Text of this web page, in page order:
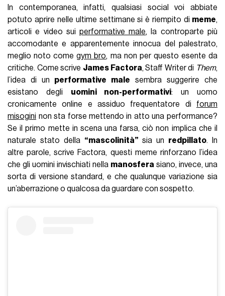
In contemporanea, infatti, qualsiasi social voi abbiate
potuto aprire nelle ultime settimane si è riempito di meme,
articoli e video sui performative male, la controparte più
accomodante e apparentemente innocua del palestrato,
meglio noto comegym bro, ma non per questo esente da
critiche. Come scrive James Factora, Staff Writer di Them,
l’idea di un performative male sembra suggerire che
esistano degli uomini non-performativi: un uomo
cronicamente online e assiduo frequentatore di forum
misogini non sta forse mettendo in atto una performance?
Se il primo mette in scena una farsa, ciò non implica che il
naturale stato della “mascolinità” sia un redpillato. In
altre parole, scrive Factora, questi meme rinforzano l’idea
che gli uomini invischiati nella manosfera siano, invece, una
sorta di versione standard, e che qualunque variazione sia
un’aberrazione o qualcosa da guardare con sospetto.